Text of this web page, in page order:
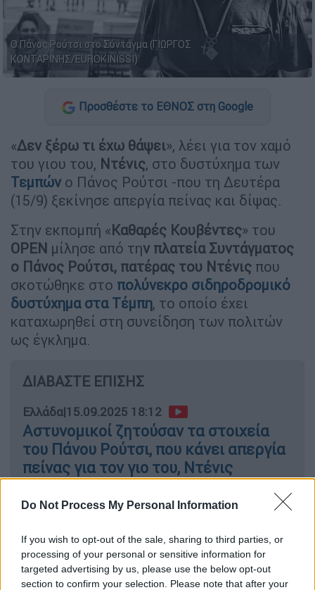
Do Not Process My Personal Information
If you wish to opt-out of the sale, sharing to third parties, or
processing of your personal or sensitive information for
targeted advertising by us, please use the below opt-out
section to confirm your selection. Please note that after your
Ο Πάνος Ρούτσι στο Σύνταγμα (ΓΙΩΡΓΟΣ
ΚΟΝΤΑΡΙΝΗΣ/EUROKINISSI)
Προσθέστε το ΕΘΝΟΣ στη Google
«Δεν ξέρω τι έχω θάψει», λέει για τον χαμό
του γιου του, Ντένις, στο δυστύχημα των
Τεμπών ο Πάνος Ρούτσι -που τη Δευτέρα
(15/9) ξεκίνησε απεργία πείνας και δίψας.
Στην εκπομπή «Καθαρές Κουβέντες» του
OPEN μίλησε από την πλατεία Συντάγματος
ο Πάνος Ρούτσι, πατέρας του Ντένις που
σκοτώθηκε στο πολύνεκρο σιδηροδρομικό
δυστύχημα στα Τέμπη, το οποίο έχει
καταχωρηθεί στη συνείδηση των πολιτών
ως έγκλημα.
ΔΙΑΒΑΣΤΕ ΕΠΙΣΗΣ
Ελλάδα|15.09.2025 18:12
Αστυνομικοί ζητούσαν τα στοιχεία
του Πάνου Ρούτσι, που κάνει απεργία
πείνας για τον γιο του, Ντένις
«Δε μου δίνουν το χαρτί για την
εκταφή του παιδιού μου, που το
δικαιούμαι»